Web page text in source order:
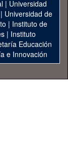
| Universidad
Universidad de
| Instituto de
| Instituto
Educación
e Innovación